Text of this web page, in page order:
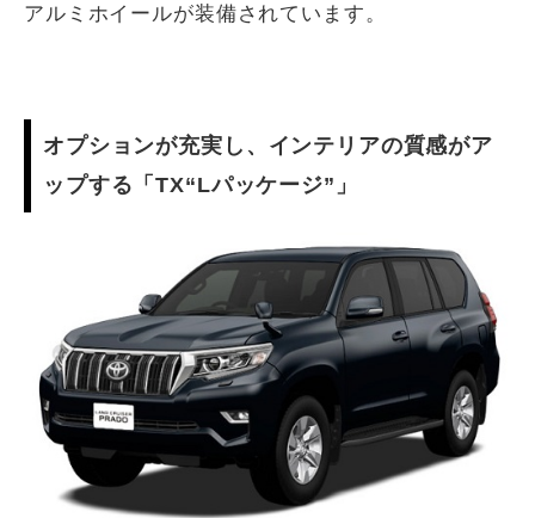
アルミホイールが装備されています。
オプションが充実し、インテリアの質感がア
ップする「TX“Lパッケージ”」